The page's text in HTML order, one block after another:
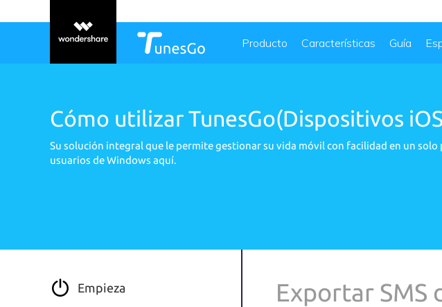
Producto Características Guía
Cómo utilizar TunesGo(Dispositivos
Su solución integral que le permite gestionar su vida móvil con facilidad en un solo
usuarios de Windows aquí.
Empieza
Exportar SMS